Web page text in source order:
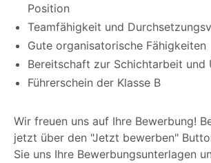
Position
Teamfähigkeit und
Gute organisatorische Fähigkeiten
Bereitschaft zur Schichtarbeit und
Führerschein der Klasse B
Wir freuen uns auf Ihre Bewerbung!
jetzt über den "Jetzt bewerben"
Sie uns Ihre Bewerbungsunterlagen